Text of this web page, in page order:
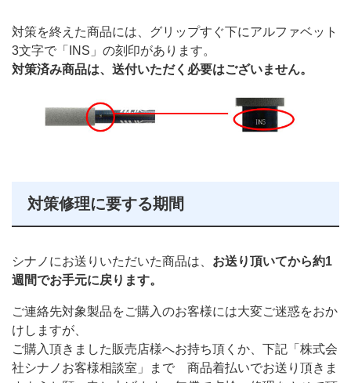
対策を終えた商品には、グリップすぐ下にアルファベット
3文字で「INS」の刻印があります。
対策済み商品は、送付いただく必要はございません。
対策修理に要する期間
シナノにお送りいただいた商品は、 お送り頂いてから約1
週間でお手元に戻ります。
ご連絡先対象製品をご購入のお客様には大変ご迷惑をおか
けしますが、
ご購入頂きました販売店様へお持ち頂くか、下記「株式会
社シナノお客様相談室」まで 商品着払いでお送り頂きま